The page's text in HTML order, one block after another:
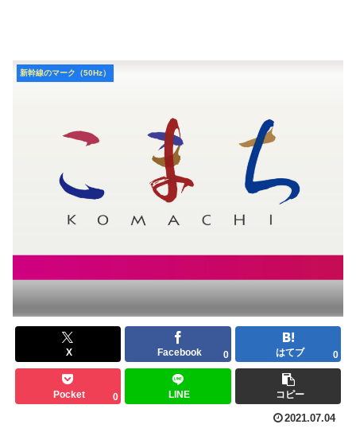
新幹線のマーク（50Hz）
X Facebook 0 はてブ 0
Pocket 0 LINE コピー
2021.07.04